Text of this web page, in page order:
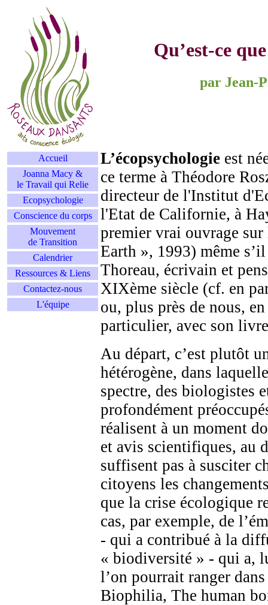
Qu’est-ce
par Jean-
Accueil
Joanna Macy &
le Travail qui Relie
Ecopsychologie
Conscience du corps
Mouvement
de Transition
Calendrier
Ressources & Liens
Contactez-nous
L'équipe
L’écopsychologie est
ce terme à Théodore
directeur de l'Institut
l'Etat de Californie, à
premier vrai ouvrage
Earth », 1993) même
Thoreau, écrivain et
XIXème siècle (cf. en
ou, plus près de nous,
particulier, avec son
Au départ, c’est plutôt
hétérogène, dans
spectre, des biologistes
profondément
réalisent à un moment
et avis scientifiques, au
suffisent pas à susciter
citoyens les
que la crise écologique
cas, par exemple, de
- qui a contribué à la
« biodiversité » - qui a,
l’on pourrait ranger
Biophilia, The human